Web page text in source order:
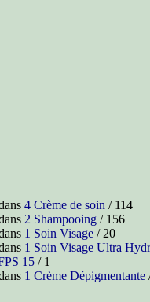
4 Crème de soin / 114
2 Shampooing / 156
1 Soin Visage / 20
1 Soin Visage Ultra
15 / 1
1 Crème Dépigmentante